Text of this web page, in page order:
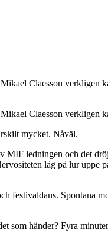
Claesson verkligen
Claesson verkligen
mycket. Nåväl.
MIF ledningen och det
låg på lur uppe
festivaldans. Spontana
som händer? Fyra